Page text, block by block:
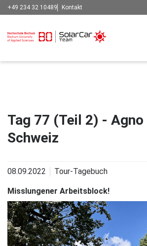
+49 234 32 10489 Kontakt
Tag 77 (Teil 2) -
Schweiz
08.09.2022 Tour-Tagebuch
Misslungener Arbeitsblock!